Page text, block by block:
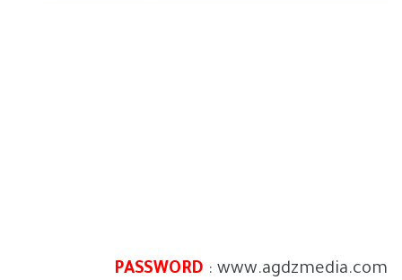
PASSWORD : www.agdzmedia.com